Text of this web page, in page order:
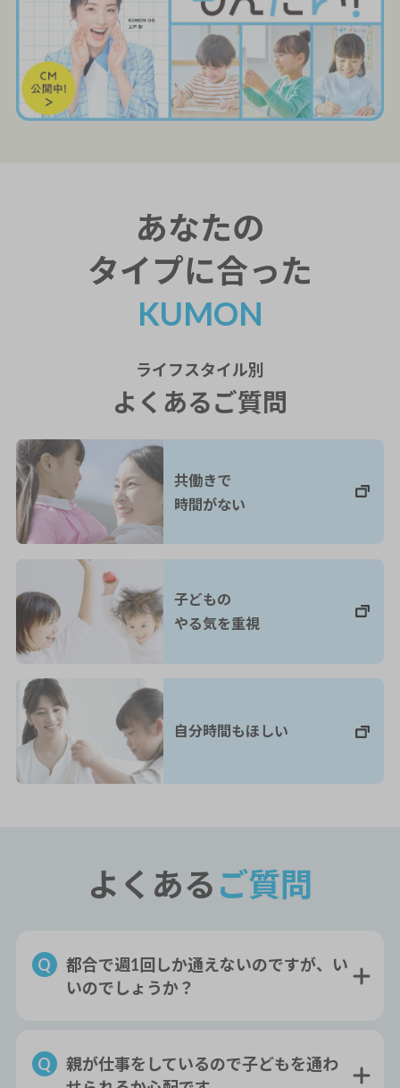
あなたの
タイプに合った
KUMON
ライフスタイル別
よくあるご質問
共働きで
時間がない
子どもの
やる気を重視
自分時間もほしい
よくある ご質問
都合で週1回しか通えないのですが、い
いのでしょうか？
親が仕事をしているので子どもを通わ